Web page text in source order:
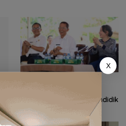
Pemerataan Tenaga Pendidik
X